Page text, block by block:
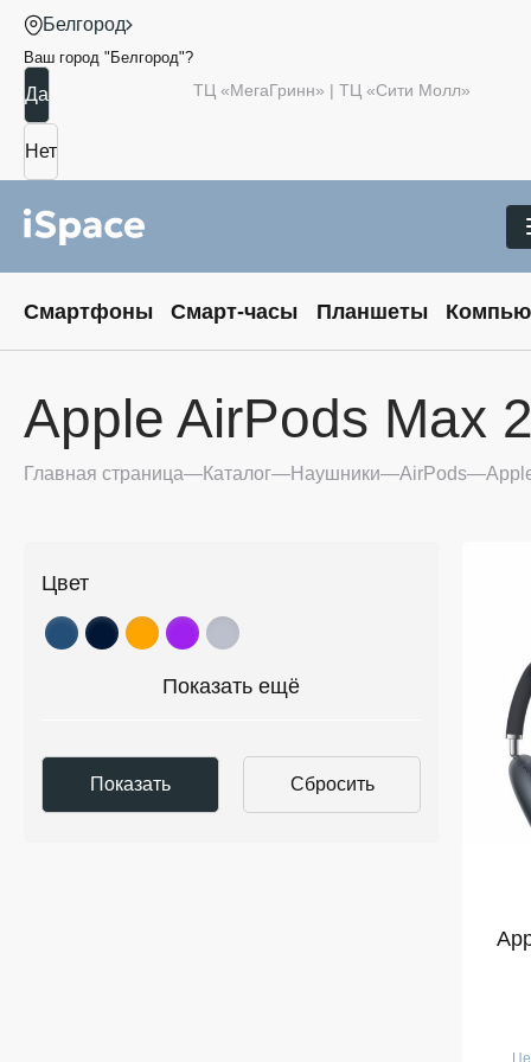
Белгород
Ваш город " Белгород"?
ТЦ «МегаГринн» | ТЦ «Сити Молл»
Смартфоны Смарт-часы Планшеты
Apple AirPods Max
Главная страница Каталог Наушники AirPods
Цвет
Показать ещё